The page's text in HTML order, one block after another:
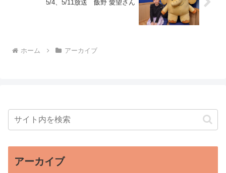
5/4、5/11放送 飯野 愛望さん
ホーム アーカイブ
アーカイブ